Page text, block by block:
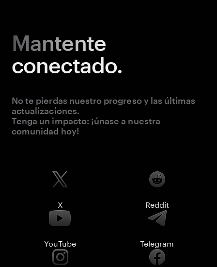
Mantente
conectado.
No te pierdas nuestro progreso y las últimas
actualizaciones.
Tenga un impacto: ¡únase a nuestra
comunidad hoy!
X Reddit
YouTube Telegram